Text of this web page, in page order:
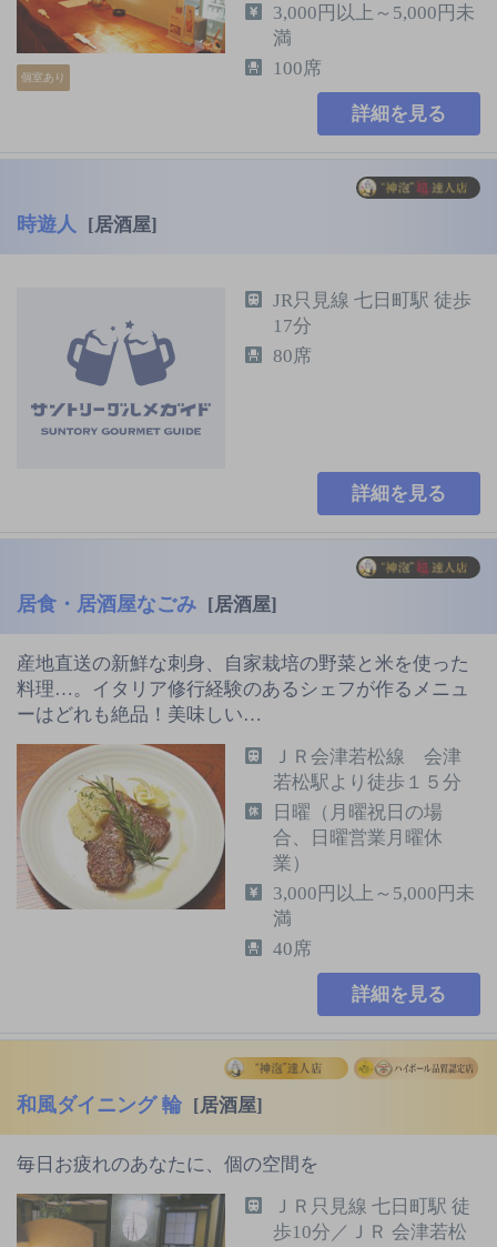
個室あり
3,000円以上～5,000円未
満
100席
詳細を見る
時遊人 [居酒屋]
JR只見線 七日町駅 徒歩
17分
80席
詳細を見る
居食・居酒屋なごみ [居酒屋]
産地直送の新鮮な刺身、自家栽培の野菜と米を使った
料理…。イタリア修行経験のあるシェフが作るメニュ
ーはどれも絶品！美味しい…
ＪＲ会津若松線 会津
若松駅より徒歩１５分
日曜（月曜祝日の場
合、日曜営業月曜休
業）
3,000円以上～5,000円未
満
40席
詳細を見る
和風ダイニング 輪 [居酒屋]
毎日お疲れのあなたに、個の空間を
ＪＲ只見線 七日町駅 徒
歩10分／ＪＲ 会津若松